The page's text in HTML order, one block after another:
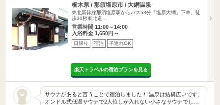
栃木県 / 那須塩原市 / 大網温泉
東北新幹線那須塩原駅からバス53分「塩原大網」下車、徒
歩30秒東北道…
営業時間 11:00～14:00
入浴料金 1,650円～
日帰り 宿泊 子連れOK
楽天トラベルの宿泊プランを見る
サウナがあると言うことで宿泊しました！ 温泉は結構広いです。
オンドル式低温サウナで2人位しか入れない小さなサウナでし…